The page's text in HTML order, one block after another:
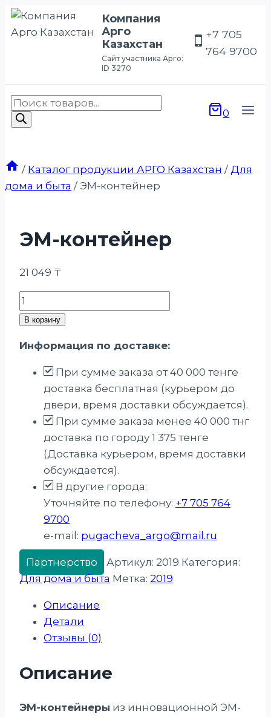
Перейти
Компания
Арго
Казахстан
Сайт участника Арго:
ID 3270
+7 705
764 9700
Поиск
товаров
0
/ Каталог продукции АРГО Казахстан / Для
дома и быта / ЭМ-контейнер
ЭМ-контейнер
21 049 ₸
Количество
товара
контейнер
В корзину
Информация по доставке:
При сумме заказа от 40 000 тенге
доставка бесплатная (курьером до
двери, время доставки обсуждается).
При сумме заказа менее 40 000 тнг
доставка по городу 1 375 тенге
(Доставка курьером, время доставки
обсуждается).
В другие города:
Уточняйте по телефону: +7 705 764
9700
e-mail: pugacheva_argo@mail.ru
Партнерство Артикул: 2019 Категория:
Для дома и быта Метка: 2019
Описание
Детали
Отзывы (0)
Описание
ЭМ-контейнеры из инновационной ЭМ-